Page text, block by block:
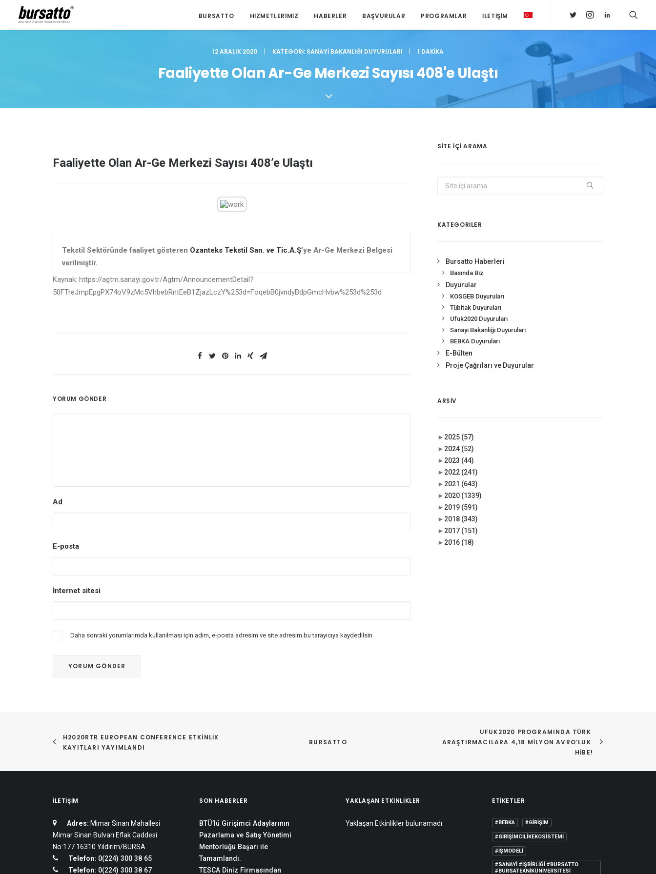
BURSATTO HIZMETLERIMIZ HABERLER BAŞVURULAR PROGRAMLAR İLETIŞIM
12 ARALIK 2020 | KATEGORI: SANAYI BAKANLIĞI DUYURULARI | 1 DAKIKA
Faaliyette Olan Ar-Ge Merkezi Sayısı 408'e Ulaştı
Faaliyette Olan Ar-Ge Merkezi Sayısı 408’e Ulaştı
Tekstil Sektöründe faaliyet gösteren Ozanteks Tekstil San. ve Tic.A.Ş’ye Ar-Ge Merkezi Belgesi
verilmiştir.
Kaynak: https://agtm.sanayi.gov.tr/Agtm/AnnouncementDetail?
50FTreJmpEpgPX74oV9zMc5VhbebRntEeB1ZjazLczY%253d=FoqebB0jvndyBdpGmcHvbw%253d%253d
YORUM GÖNDER
Ad
E-posta
İnternet sitesi
Daha sonraki yorumlarımda kullanılması için adım, e-posta adresim ve site adresim bu tarayıcıya kaydedilsin.
SITE IÇI ARAMA
KATEGORİLER
Bursatto Haberleri
Basında Biz
Duyurular
KOSGEB Duyuruları
Tübitak Duyuruları
Ufuk2020 Duyuruları
Sanayi Bakanlığı Duyuruları
BEBKA Duyuruları
E-Bülten
Proje Çağrıları ve Duyurular
ARSIV
► 2025 (57)
► 2024 (52)
► 2023 (44)
► 2022 (241)
► 2021 (643)
► 2020 (1339)
► 2019 (591)
► 2018 (343)
► 2017 (151)
► 2016 (18)
H2020RTR EUROPEAN CONFERENCE ETKINLIK
KAYITLARI YAYIMLANDI
BURSATTO
UFUK2020 PROGRAMINDA TÜRK
ARAŞTIRMACILARA 4,18 MILYON AVRO’LUK
HIBE!
İLETIŞIM
Adres: Mimar Sinan Mahallesi
Mimar Sinan Bulvarı Eflak Caddesi
No:177 16310 Yıldırım/BURSA
Telefon: 0(224) 300 38 65
Telefon: 0(224) 300 38 67
SON HABERLER
BTÜ’lü Girişimci Adaylarının
Pazarlama ve Satış Yönetimi
Mentörlüğü Başarı ile
Tamamlandı.
TESCA Diniz Firmasından
YAKLAŞAN ETKINLIKLER
Yaklaşan Etkinlikler bulunamadı.
ETIKETLER
#BEBKA #GIRIŞIM
#GIRIŞIMCILIKEKOSISTEMI
#IŞMODELI
#SANAYI #IŞBIRLIĞI #BURSATTO
#BURSATEKNIKÜNIVERSITESI